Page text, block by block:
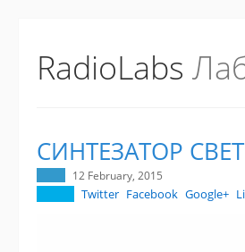
RadioLabs
СИНТЕЗАТОР
12 February, 2015
Twitter Facebook Google+